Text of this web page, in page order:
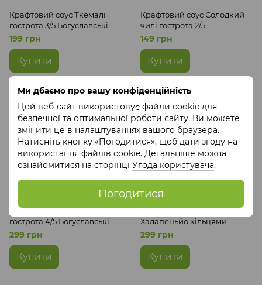
Ми дбаємо про вашу конфіденційність
Цей веб-сайт використовує файли cookie для
безпечної та оптимальної роботи сайту. Ви можете
змінити це в налаштуваннях вашого браузера.
Натисніть кнопку «Погодитися», щоб дати згоду на
використання файлів cookie. Детальніше можна
ознайомитися на сторінці Угода користувача.
Погодитися
Крафтовий соус Ткемалі
гострота 3/5 Богуславські
перці
199 грн
Купити
Крафтовий соус Солодкий
чилі гострота 2/5
Богуславські перці
149 грн
Купити
Чилі паста копчена
гострота 4/5 Богуславські
перці
299 грн
Купити
Копчений гострий перець
Халапеньйо кільцями
гострота 4/5 Богуславські
перці
299 грн
Купити